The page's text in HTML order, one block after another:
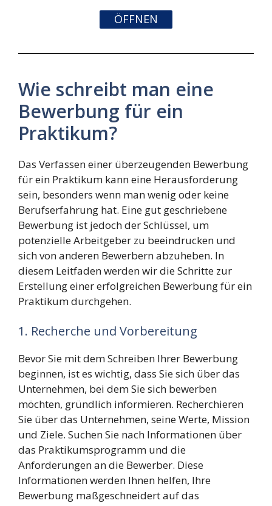
ÖFFNEN
Wie schreibt man eine
Bewerbung für ein
Praktikum?
Das Verfassen einer überzeugenden Bewerbung
für ein Praktikum kann eine Herausforderung
sein, besonders wenn man wenig oder keine
Berufserfahrung hat. Eine gut geschriebene
Bewerbung ist jedoch der Schlüssel, um
potenzielle Arbeitgeber zu beeindrucken und
sich von anderen Bewerbern abzuheben. In
diesem Leitfaden werden wir die Schritte zur
Erstellung einer erfolgreichen Bewerbung für ein
Praktikum durchgehen.
1. Recherche und Vorbereitung
Bevor Sie mit dem Schreiben Ihrer Bewerbung
beginnen, ist es wichtig, dass Sie sich über das
Unternehmen, bei dem Sie sich bewerben
möchten, gründlich informieren. Recherchieren
Sie über das Unternehmen, seine Werte, Mission
und Ziele. Suchen Sie nach Informationen über
das Praktikumsprogramm und die
Anforderungen an die Bewerber. Diese
Informationen werden Ihnen helfen, Ihre
Bewerbung maßgeschneidert auf das